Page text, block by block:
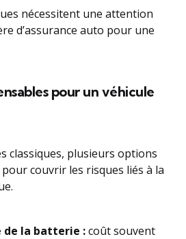
nécessitent une attention
d’assurance auto pour une
pour un véhicule
classiques, plusieurs options
couvrir les risques liés à la
de la batterie :coût souvent